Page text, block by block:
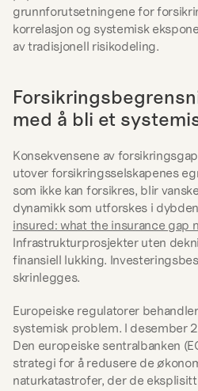
grunnforutsetningene for
korrelasjon og systemisk
av tradisjonell risikodeling.
med å bli et
Konsekvensene av
utover forsikringsselskapenes
som ikke kan forsikres, blir
dynamikk som utforskes i
insured: what the insurance gap
Infrastrukturprosjekter uten
finansiell lukking.
skrinlegges.
Europeiske regulatorer
systemisk problem. I desember
Den europeiske sentralbanken
strategi for å redusere de
naturkatastrofer, der de